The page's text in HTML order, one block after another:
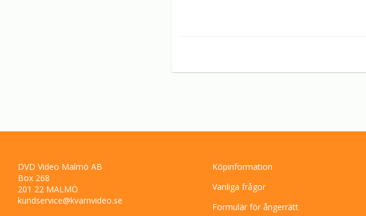
DVD Video Malmö AB
Box 268
201 22 MALMÖ
kundservice@kvarnvideo.se
Köpinformation
Vanliga frågor
Formulär för ångerrätt